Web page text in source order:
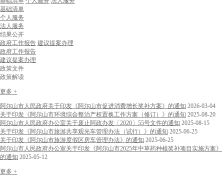
基础清单
个人服务
法人服务
结果公开
政府工作报告 建议提案办理
政府工作报告
建议提案办理
政策文件
政策解读
更多 +
阿尔山市人民政府关于印发《阿尔山市促进消费增长奖补方案》的通知 2026-03-04
关于印发《阿尔山市环境综合整治产权置换工作方案（修订）》的通知 2025-08-20
阿尔山市人民政府办公室关于废止阿政办发〔2020〕55号文件的通知 2025-08-15
关于印发《阿尔山市旅游共享观光车管理办法（试行）》的通知 2025-06-25
关于印发《阿尔山市旅游度假区房车管理办法》的通知 2025-06-25
阿尔山市人民政府办公室关于印发《阿尔山市2025年中草药种植奖补项目实施方案》
的通知 2025-05-12
更多 +